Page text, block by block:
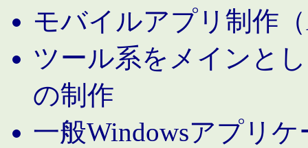
モバイルアプリ制作
ツール系をメインと
の制作
一般Windowsアプリ